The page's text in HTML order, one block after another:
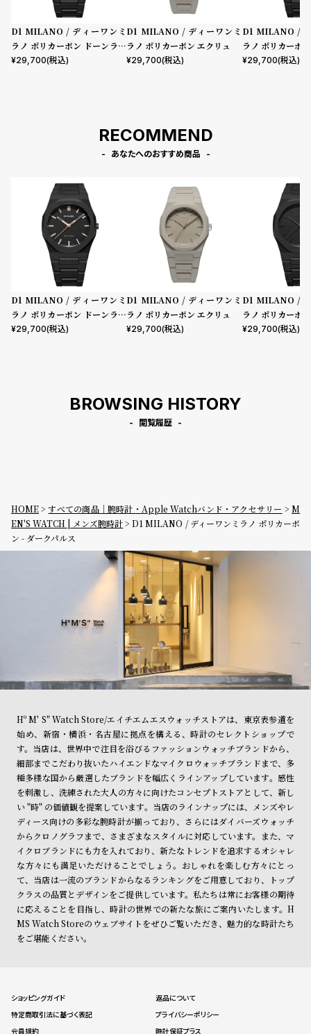
D1 MILANO / ディーワンミ
ラノ ポリカーボン ドーンライ
ト
¥29,700(税込)
D1 MILANO / ディーワンミ
ラノ ポリカーボン エクリュ
¥29,700(税込)
D1 MILANO /
ラノ ポリカーボ
ロジェクトシャド
¥29,700(税込)
RECOMMEND
あなたへのおすすめ商品
D1 MILANO / ディーワンミ
ラノ ポリカーボン ドーンライ
ト
¥29,700(税込)
D1 MILANO / ディーワンミ
ラノ ポリカーボン エクリュ
¥29,700(税込)
D1 MILANO /
ラノ ポリカーボ
ロジェクトシャド
¥29,700(税込)
BROWSING HISTORY
閲覧履歴
HOME すべての商品｜腕時計・Apple Watchバンド・アクセサリー
M
EN'S WATCH | メンズ腕時計
D1 MILANO / ディーワンミラノ ポリカーボ
ン - ダークパルス
Hº M' S" Watch Store/エイチエムエスウォッチストアは、東京表参道を
始め、新宿・横浜・名古屋に拠点を構える、時計のセレクトショップで
す。当店は、世界中で注目を浴びるファッションウォッチブランドから、
細部までこだわり抜いたハイエンドなマイクロウォッチブランドまで、多
種多様な国から厳選したブランドを幅広くラインアップしています。感性
を刺激し、洗練された大人の方々に向けたコンセプトストアとして、新し
い "時" の価値観を提案しています。当店のラインナップには、メンズやレ
ディース向けの多彩な腕時計が揃っており、さらにはダイバーズウォッチ
からクロノグラフまで、さまざまなスタイルに対応しています。また、マ
イクロブランドにも力を入れており、新たなトレンドを追求するオシャレ
な方々にも満足いただけることでしょう。おしゃれを楽しむ方々にとっ
て、当店は一流のブランドからなるランキングをご用意しており、トップ
クラスの品質とデザインをご提供しています。私たちは常にお客様の期待
に応えることを目指し、時計の世界での新たな旅にご案内いたします。H
MS Watch Storeのウェブサイトをぜひご覧いただき、魅力的な時計たち
をご堪能ください。
ショッピングガイド
返品について
特定商取引法に基づく表記
プライバシーポリシー
会員規約
時計保証プラス